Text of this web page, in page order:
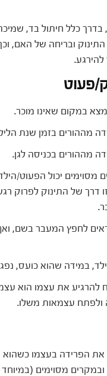
כלל חיתול בד, שמיכה
ובריחה של האם,
להירגע.
פעוט
במקום שאינו מוכר.
מההורים בזמן שנת
מההורים בכניסה לגן.
מסוימים יכול הפעוט/
דרך של התינוק לפרוק
לחפץ המעבר בשם,
במידה שהוא כועס,
להרגיע את עצמו הוא
ולפתח עצמאות משלו.
את הפרידה בעצמו כשהוא
ובמקרים מסוימים